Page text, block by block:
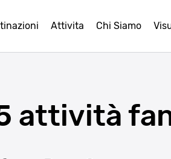
Attivita Chi Siamo
attività